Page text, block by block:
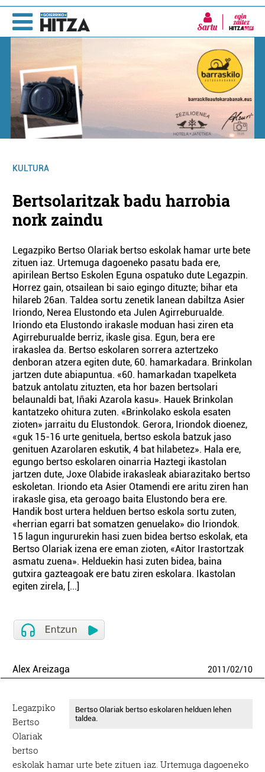
Sartu
KULTURA
Bertsolaritzak badu harrobia
nork zaindu
Legazpiko Bertso Olariak bertso eskolak hamar urte bete
zituen iaz. Urtemuga dagoeneko pasatu bada ere,
apirilean Bertso Eskolen Eguna ospatuko dute Legazpin.
Horrez gain, otsailean bi saio egingo dituzte; bihar eta
hilareb 26an. Taldea sortu zenetik lanean dabiltza Asier
Iriondo, Nerea Elustondo eta Julen Agirreburualde.
Iriondo eta Elustondo irakasle moduan hasi ziren eta
Agirreburualde berriz, ikasle gisa. Egun, bera ere
irakaslea da. Bertso eskolaren sorrera aztertzeko
denboran atzera egiten dute, 60. hamarkadara. Brinkolan
jartzen dute abiapuntua. «60. hamarkadan txapelketa
batzuk antolatu zituzten, eta hor bazen bertsolari
belaunaldi bat, Iñaki Azarola kasu». Hauek Brinkolan
kantatzeko ohitura zuten. «Brinkolako eskola esaten
zioten» jarraitu du Elustondok. Gerora, Iriondok dioenez,
«guk 15-16 urte genituela, bertso eskola batzuk jaso
genituen Azarolaren eskutik, 4 bat hilabetez». Hala ere,
egungo bertso eskolaren oinarria Haztegi ikastolan
jartzen dute, Joxe Olabide irakasleak abiarazitako bertso
eskoletan. Iriondo eta Asier Otamendi ere aritu ziren han
irakasle gisa, eta geroago baita Elustondo bera ere.
Handik bost urtera helduen bertso eskola sortu zuten,
«herrian egarri bat somatzen genuelako» dio Iriondok.
15 lagun ingururekin hasi zuen bidea bertso eskolak, eta
Bertso Olariak izena ere eman zioten, «Aitor Irastortzak
asmatu zuena». Helduekin hasi zuten bidea, baina
gutxira gazteagoak ere batu ziren eskolara. Ikastolan
egiten zirela, [...]
Alex Areizaga 2011/02/10
Bertso Olariak bertso eskolaren helduen lehen
taldea.
Legazpiko
Bertso
Olariak
bertso
eskolak hamar urte bete zituen iaz. Urtemuga dagoeneko